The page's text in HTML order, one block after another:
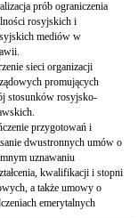
prób ograniczenia
rosyjskich i
mediów w
sieci organizacji
promujących
stosunków rosyjsko-
przygotowań i
dwustronnych umów o
uznawaniu
kwalifikacji i stopni
a także umowy o
emerytalnych